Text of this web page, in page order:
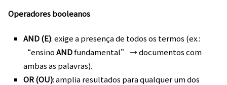
Operadores booleanos
AND (E): exige a presença de todos os termos (ex.:
“ensinoANDfundamental” → documentos com
ambas as palavras).
OR (OU): amplia resultados para qualquer um dos